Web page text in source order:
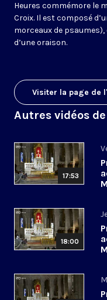
Heures commémore le
Croix. Il est composé
morceaux de
d’une oraison.
Visiter la page de
Autres vidéos
17:53
18:00